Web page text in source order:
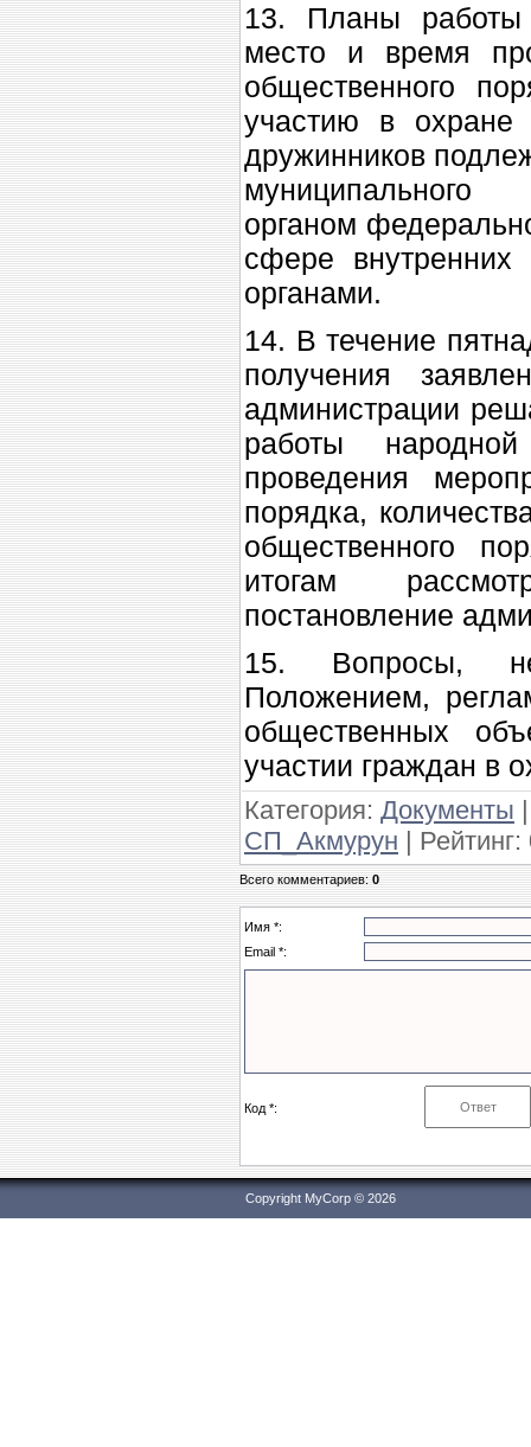
13. Планы работы
место и время
общественного
участию в охране
дружинников
муниципального
органом
сфере
органами.
14. В течение
получения
администрации
работы
проведения
порядка,
общественного
итогам
постановление
15. Вопросы, не
Положением,
общественных
участии граждан в
Категория: Документы
СП_Акмурун | Рейтинг:
Всего комментариев:0
Имя *:
Email *:
Код *:
Copyright MyCorp © 2026